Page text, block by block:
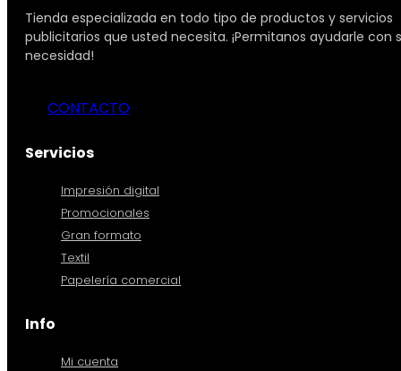
Tienda especializada en todo tipo de productos y servicios
publicitarios que usted necesita. ¡Permitanos ayudarle con
necesidad!
CONTACTO
Servicios
Impresión digital
Promocionales
Gran formato
Textil
Papelería comercial
Info
Mi cuenta